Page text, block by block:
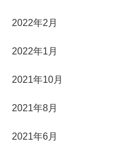
2022年2月
2022年1月
2021年10月
2021年8月
2021年6月